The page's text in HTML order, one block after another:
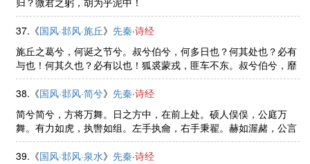
37.《国风·邶风·旄丘》先秦·诗经
旄丘之葛兮，何诞之节兮。叔兮伯兮，何多日也？何其处也？必有
与也！何其久也？必有以也！狐裘蒙戎，匪车不东。叔兮伯兮，靡
所与同。琐兮尾兮，流离之子。叔兮伯兮，褎如充耳。
38.《国风·邶风·简兮》先秦·诗经
简兮简兮，方将万舞。日之方中，在前上处。硕人俣俣，公庭万
舞。有力如虎，执辔如组。左手执龠，右手秉翟。赫如渥赭，公言
锡爵。山有榛，隰有苓。云谁之思？西方美人。彼美人兮，西方之
人兮。
39.《国风·邶风·泉水》先秦·诗经